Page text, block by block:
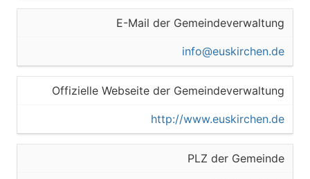
E-Mail der Gemeindeverwaltung
info@euskirchen.de
Offizielle Webseite der Gemeindeverwaltung
http://www.euskirchen.de
PLZ der Gemeinde